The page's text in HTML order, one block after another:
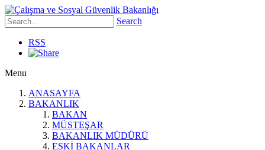
Search
RSS
Menu
ANASAYFA
BAKANLIK
BAKAN
MÜSTEŞAR
BAKANLIK MÜDÜRÜ
ESKİ BAKANLAR